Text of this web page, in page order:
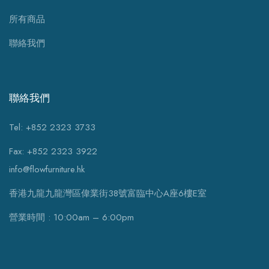
所有商品
聯絡我們
聯絡我們
Tel: +852 2323 3733
Fax: +852 2323 3922
info@flowfurniture.hk
香港九龍九龍灣區偉業街38號富臨中心A座6樓E室
營業時間 : 10:00am – 6:00pm